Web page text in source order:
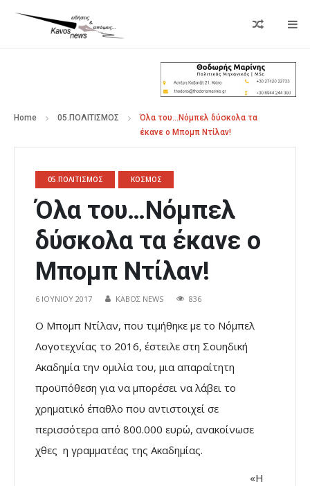
Home 05.ΠΟΛΙΤΙΣΜΟΣ
Όλα του…Νόμπελ δύσκολα τα
έκανε ο Μπομπ Ντίλαν!
05.ΠΟΛΙΤΙΣΜΟΣ ΚΟΣΜΟΣ
Όλα του…Νόμπελ
δύσκολα τα έκανε ο
Μπομπ Ντίλαν!
6 ΙΟΥΝΊΟΥ 2017 ΚΑΒΟΣ NEWS 836
Ο Μπομπ Ντίλαν, που τιμήθηκε με το Νόμπελ
Λογοτεχνίας το 2016, έστειλε στη Σουηδική
Ακαδημία την ομιλία του, μια απαραίτητη
προϋπόθεση για να μπορέσει να λάβει το
χρηματικό έπαθλο που αντιστοιχεί σε
περισσότερα από 800.000 ευρώ, ανακοίνωσε
χθες η γραμματέας της Ακαδημίας.
«Η